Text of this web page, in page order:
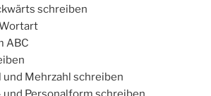
schreiben
ABC
und Mehrzahl schreiben